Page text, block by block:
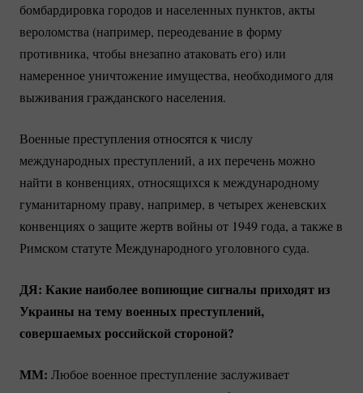
бомбардировка городов и населенных пунктов, акты
вероломства (например, переодевание в форму
противника, чтобы внезапно атаковать его) или
намеренное уничтожение имущества, необходимого для
выживания гражданского населения.
Военные преступления относятся к числу
международных преступлений, а их перечень можно
найти в конвенциях, относящихся к международному
гуманитарному праву, например, в четырех женевских
конвенциях о защите жертв войны от 1949 года, а также в
Римском статуте Международного уголовного суда.
ДЯ: Какие наиболее вопиющие сигналы приходят из
Украины на тему военных преступлений,
совершаемых российской стороной?
ММ: Любое военное преступление заслуживает